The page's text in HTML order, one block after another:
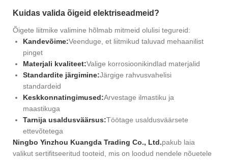
Kuidas valida õigeid elektriseadmeid?
Õigete liitmike valimine hõlmab mitmeid olulisi tegureid:
Kandevõime:Veenduge, et liitmikud taluvad mehaanilist
pinget
Materjali kvaliteet:Valige korrosioonikindlad materjalid
Standardite järgimine:Järgige rahvusvahelisi
standardeid
Keskkonnatingimused:Arvestage ilmastiku ja
maastikuga
Tarnija usaldusväärsus:Töötage usaldusväärsete
ettevõtetega
Ningbo Yinzhou Kuangda Trading Co., Ltd.pakub laia
valikut sertifitseeritud tooteid, mis on loodud nendele nõuetele